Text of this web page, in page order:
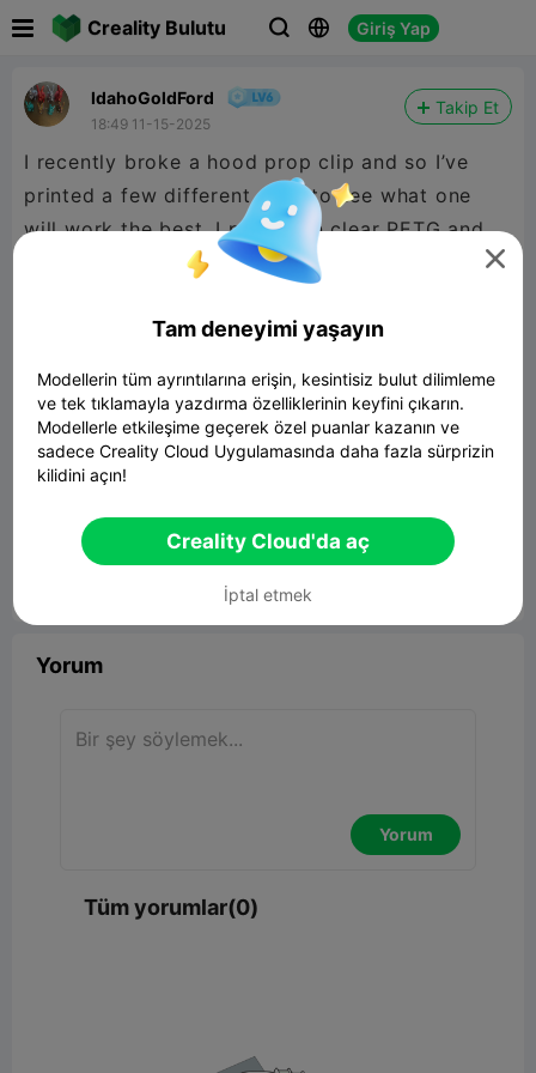
Creality Bulutu   Giriş Yap
IdahoGoldFord
18:49 11-15-2025
Takip Et
I recently broke a hood prop clip and so I’ve
printed a few different ones to see what one
will work the best. I printed in clear PETG and
did use supports. The supports peeled right off
1
Yorum
Yorum
Tüm yorumlar(0)

Tam deneyimi yaşayın
Modellerin tüm ayrıntılarına erişin, kesintisiz bulut dilimleme
ve tek tıklamayla yazdırma özelliklerinin keyfini çıkarın.
Modellerle etkileşime geçerek özel puanlar kazanın ve
sadece Creality Cloud Uygulamasında daha fazla sürprizin
kilidini açın!
Creality Cloud'da aç
İptal etmek